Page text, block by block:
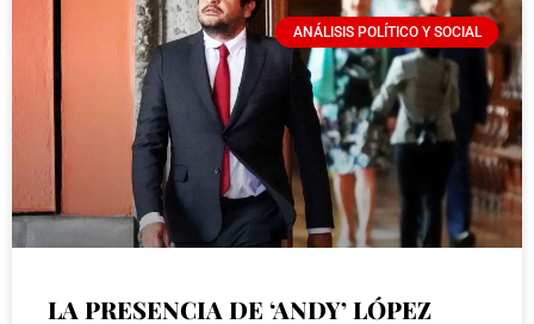
ANÁLISIS POLÍTICO Y SOCIAL
LA PRESENCIA DE ‘ANDY’ LÓPEZ